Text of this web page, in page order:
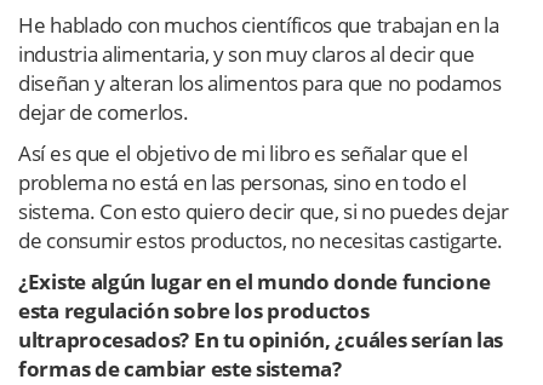
He hablado con muchos científicos que trabajan en la
industria alimentaria, y son muy claros al decir que
diseñan y alteran los alimentos para que no podamos
dejar de comerlos.
Así es que el objetivo de mi libro es señalar que el
problema no está en las personas, sino en todo el
sistema. Con esto quiero decir que, si no puedes dejar
de consumir estos productos, no necesitas castigarte.
¿Existe algún lugar en el mundo donde funcione
esta regulación sobre los productos
ultraprocesados? En tu opinión, ¿cuáles serían las
formas de cambiar este sistema?